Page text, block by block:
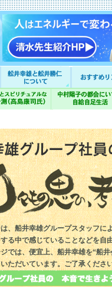
、船井幸雄グループスタッフに
る中で感じていることなどを自
では、便宜上、船井幸雄を“船
ただいています。ご了承くださ